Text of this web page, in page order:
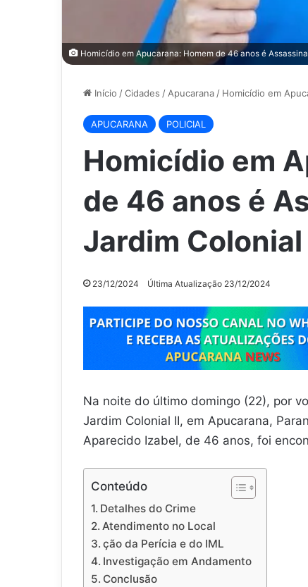
Homicídio em Apucarana: Homem de 46 anos é
Início /Cidades / Apucarana / Homicídio em
APUCARANA POLICIAL
Homicídio em
de 46 anos é
Jardim Colonial
23/12/2024 Última Atualização 23/12/2024
Na noite do último domingo (22), por
Jardim Colonial II, em Apucarana,
Aparecido Izabel, de 46 anos, foi
Conteúdo
Detalhes do Crime
Atendimento no Local
ção da Perícia e do IML
Investigação em Andamento
Conclusão